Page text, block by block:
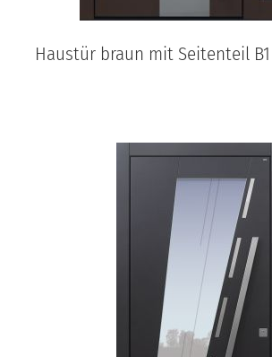
Haustür braun mit Seitenteil